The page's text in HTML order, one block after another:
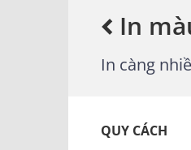
In
In càng
QUY CÁCH